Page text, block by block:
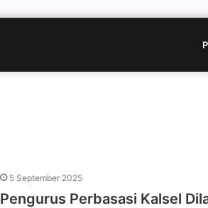
5 September 2025
Pengurus Perbasasi Kalsel